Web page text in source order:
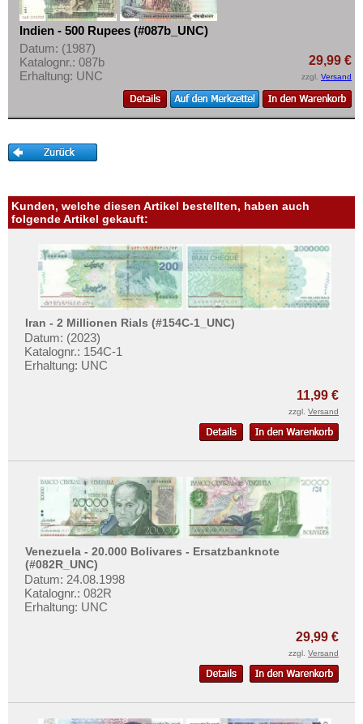
Malaysia
Malediven
Mongolei
Nagorny Karabach
Nepal
Nordkorea
Oman
Pakistan
Philippinen
Portugiesisch Indien
Saudi Arabien
Singapur
Sri Lanka
Syrien
Tadschikistan
Taiwan
Thailand
Timor
Turkmenistan
Usbekistan
Mehr über...
Zahlungsbedingungen
Privatsphäre und Datenschutz
Widerrufsbelehrung
Liefer- und Versandkosten
Impressum
Indien - 500 Rupees (#087b_UNC)
Datum: (1987)
Katalognr.: 087b
Erhaltung: UNC
29,99 €
zzgl. Versand
Kunden, welche diesen Artikel bestellten, haben auch
folgende Artikel gekauft:
Iran - 2 Millionen Rials (#154C-1_UNC)
Datum: (2023)
Katalognr.: 154C-1
Erhaltung: UNC
11,99 €
zzgl. Versand
Venezuela - 20.000 Bolivares - Ersatzbanknote
(#082R_UNC)
Datum: 24.08.1998
Katalognr.: 082R
Erhaltung: UNC
29,99 €
zzgl. Versand